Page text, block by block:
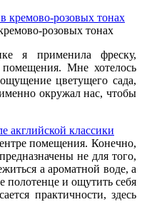
розовых тонах
я применила фреску,
Мне хотелось
цветущего сада,
окружал нас, чтобы
помещения. Конечно,
не для того,
а ароматной воде, а
полотенце и ощутить себя
практичности, здесь